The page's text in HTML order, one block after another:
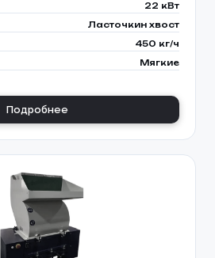
22 кВт
Ласточкин хвост
450 кг/ч
Мягкие
Подробнее